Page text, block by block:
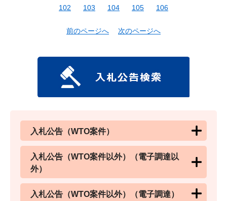
102
103 104 105 106
前のページへ 次のページへ
入札公告（WTO案件）
入札公告（WTO案件以外）（電子調達以
外）
入札公告（WTO案件以外）（電子調達）